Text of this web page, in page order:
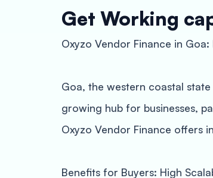
Get Working
Oxyzo Vendor Finance in
Goa, the western coastal
growing hub for businesses,
Oxyzo Vendor Finance offers
Benefits for Buyers: High